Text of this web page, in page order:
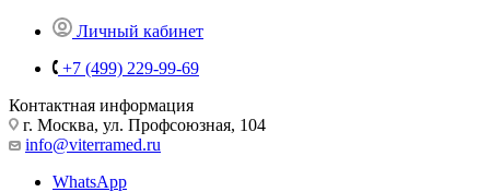
Личный кабинет
+7 (499) 229-99-69
Контактная информация
г. Москва, ул. Профсоюзная, 104
info@viterramed.ru
WhatsApp